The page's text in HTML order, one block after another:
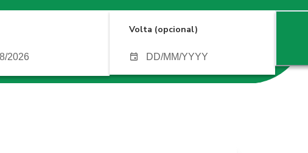
Volta (opcional)